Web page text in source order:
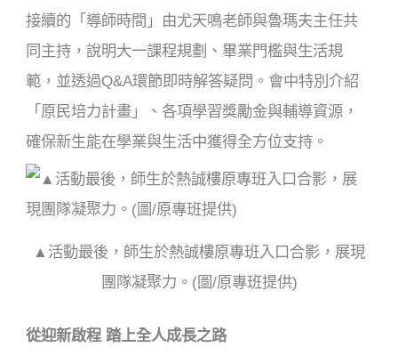
接續的「導師時間」由尤天鳴老師與魯瑪夫主任共
同主持，說明大一課程規劃、畢業門檻與生活規
範，並透過Q&A環節即時解答疑問。會中特別介紹
「原民培力計畫」、各項學習獎勵金與輔導資源，
確保新生能在學業與生活中獲得全方位支持。
▲活動最後，師生於熱誠樓原專班入口合影，展現
團隊凝聚力。(圖/原專班提供)
從迎新啟程 踏上全人成長之路